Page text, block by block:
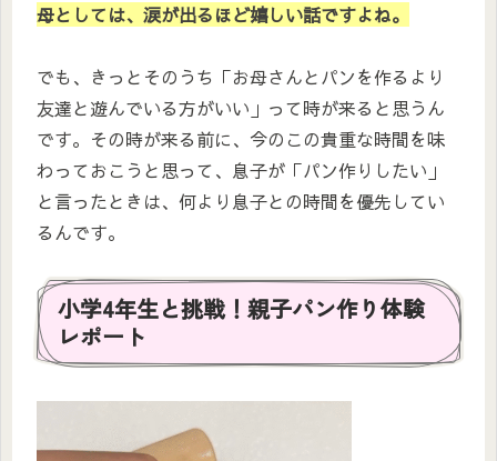
母としては、涙が出るほど嬉しい話ですよね。
でも、きっとそのうち「お母さんとパンを作るより
友達と遊んでいる方がいい」って時が来ると思うん
です。その時が来る前に、今のこの貴重な時間を味
わっておこうと思って、息子が「パン作りしたい」
と言ったときは、何より息子との時間を優先してい
るんです。
小学4年生と挑戦！親子パン作り体験
レポート